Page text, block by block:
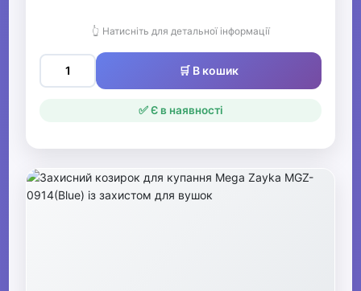
👆 Натисніть для детальної інформації
🛒 В кошик
✅ Є в наявності